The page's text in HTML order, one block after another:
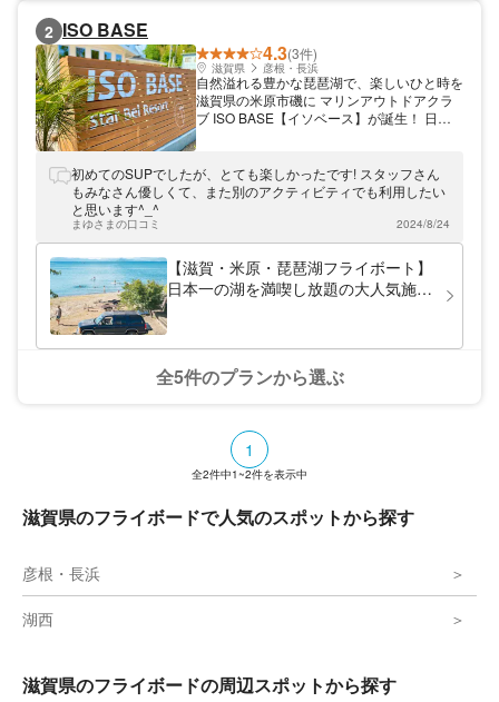
2 ISO BASE
4.3(3件)
滋賀県 彦根・長浜
自然溢れる豊かな琵琶湖で、楽しいひと時を
滋賀県の米原市磯に マリンアウトドアクラ
ブ ISO BASE【イソベース】が誕生！ 日本
種類が豊富で誰でもリーズナブルに楽しめる
♪ フードやドリンク、テントなどの持ち込み
なロケーションを満喫し放題です！ ◇様々
なアクティビティが充実！！ ◇おしゃれな
カフェ付き♪映えスポットで溢れてます！
初めてのSUPでしたが、とても楽しかったです! スタッフさん
もみなさん優しくて、また別のアクティビティでも利用したい
と思います︎^_^
まゆさまの口コミ 2024/8/24
【滋賀・米原・琵琶湖フライボート】
日本一の湖を満喫し放題の大人気施設
払い）
全5件のプランから選ぶ
1
全2件中1~2件を表示中
滋賀県のフライボードで人気のスポットから探す
彦根・長浜
湖西
滋賀県のフライボードの周辺スポットから探す